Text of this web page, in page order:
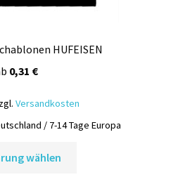
HUFEISEN
0,31 €
Versandkosten
/ 7-14 Tage Europa
wählen